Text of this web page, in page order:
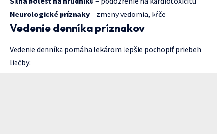
Neurologické príznaky– zmeny vedomia, kŕče
Vedenie denníka príznakov
Vedenie denníka pomáha lekárom lepšie pochopiť priebeh
liečby: